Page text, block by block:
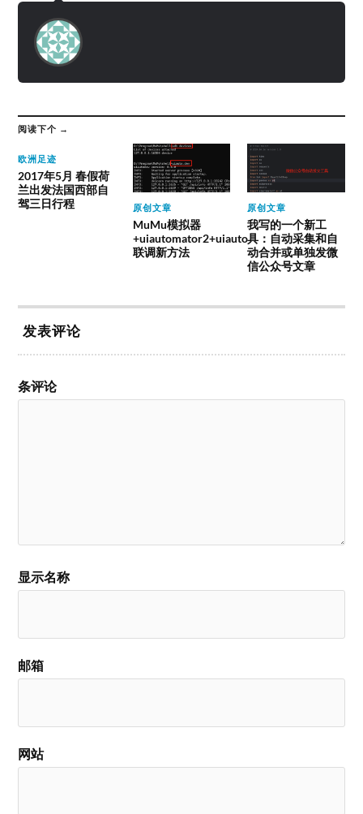
阅读下个 →
欧洲足迹
2017年5月 春假荷
兰出发法国西部自
驾三日行程
原创文章
MuMu模拟器
+uiautomator2+uiauto
联调新方法
原创文章
我写的一个新工
具：自动采集和自
动合并或单独发微
信公众号文章
发表评论
条评论
显示名称
邮箱
网站